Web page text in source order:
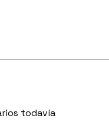
todavía